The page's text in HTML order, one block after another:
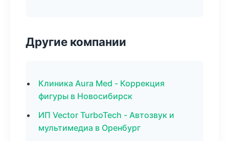
Другие компании
Клиника Aura Med - Коррекция
фигуры в Новосибирск
ИП Vector TurboTech - Автозвук и
мультимедиа в Оренбург